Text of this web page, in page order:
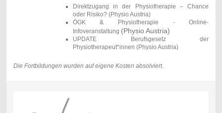
Direktzugang in der Physiotherapie – Chance
oder Risiko? (Physio Austria)
ÖGK & Physiotherapie - Online-
Infoveranstaltung (Physio Austria)
UPDATE Berufsgesetz der
Physiotherapeut*innen (Physio Austria)
Die Fortbildungen wurden auf eigene Kosten absolviert.